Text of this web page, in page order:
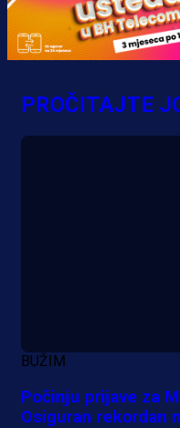
A Selekcija
PROČITAJTE
BUŽIM
Počinju prijave za
Osiguran rekordan